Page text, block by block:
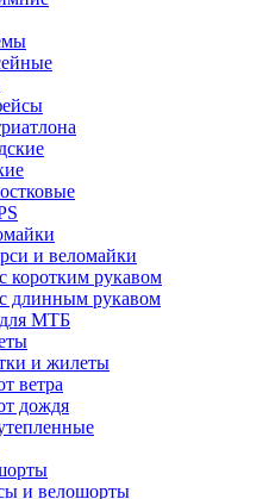
и веломайки
коротким рукавом
длинным рукавом
МТБ
и жилеты
ветра
дождя
и велошорты